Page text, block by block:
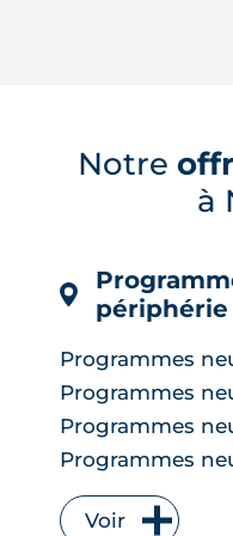
la surchauffe
renaturation
terre aux r�...
Notre
à
périphérie
Programmes
Programmes
Programmes
Programmes
Programmes
Erdre (6)
Voir